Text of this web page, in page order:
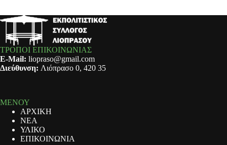
ΤΡΟΠΟΙ ΕΠΙΚΟΙΝΩΝΙΑΣ
E-Mail: liopraso@gmail.com
Διεύθυνση: Λιόπρασο 0, 420 35
ΜΕΝΟΥ
ΑΡΧΙΚΗ
ΝΕΑ
ΥΛΙΚΟ
ΕΠΙΚΟΙΝΩΝΙΑ